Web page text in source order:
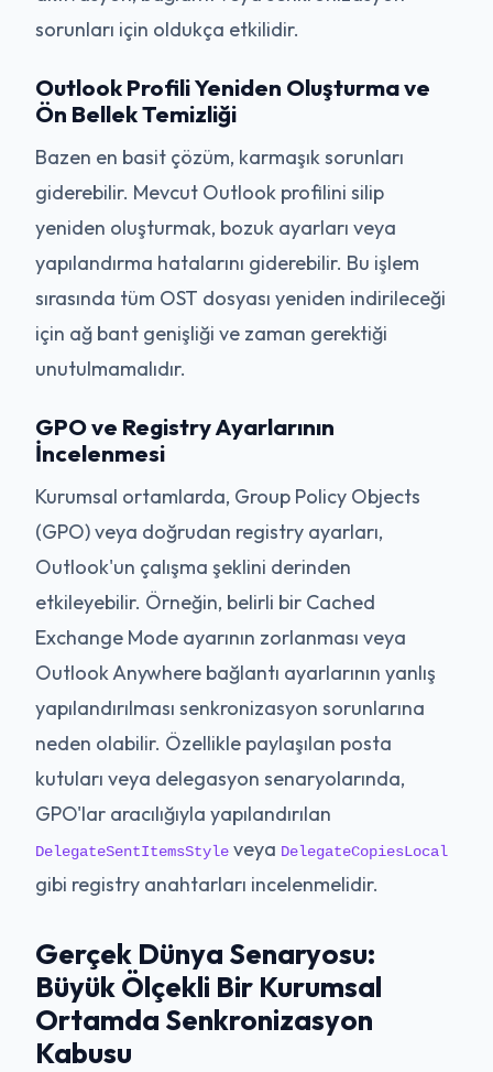
sorunları için oldukça etkilidir.
Outlook Profili Yeniden Oluşturma ve
Ön Bellek Temizliği
Bazen en basit çözüm, karmaşık sorunları
giderebilir. Mevcut Outlook profilini silip
yeniden oluşturmak, bozuk ayarları veya
yapılandırma hatalarını giderebilir. Bu işlem
sırasında tüm OST dosyası yeniden indirileceği
için ağ bant genişliği ve zaman gerektiği
unutulmamalıdır.
GPO ve Registry Ayarlarının
İncelenmesi
Kurumsal ortamlarda, Group Policy Objects
(GPO) veya doğrudan registry ayarları,
Outlook'un çalışma şeklini derinden
etkileyebilir. Örneğin, belirli bir Cached
Exchange Mode ayarının zorlanması veya
Outlook Anywhere bağlantı ayarlarının yanlış
yapılandırılması senkronizasyon sorunlarına
neden olabilir. Özellikle paylaşılan posta
kutuları veya delegasyon senaryolarında,
GPO'lar aracılığıyla yapılandırılan
DelegateSentItemsStyle veya DelegateCopiesLocal
gibi registry anahtarları incelenmelidir.
Gerçek Dünya Senaryosu:
Büyük Ölçekli Bir Kurumsal
Ortamda Senkronizasyon
Kabusu